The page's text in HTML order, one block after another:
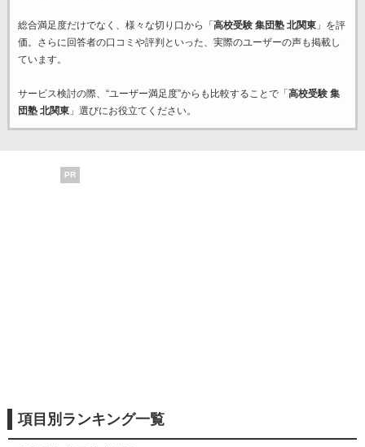
総合満足度だけでなく、様々な切り口から「 高校受験 集団塾 北関東」を評
価。さらに回答者の口コミや評判といった、実際のユーザーの声も掲載し
ています。
サービス検討の際、“ユーザー満足度”からも比較することで「 高校受験 集
団塾 北関東」選びにお役立てください。
PR
項目別ランキング一覧